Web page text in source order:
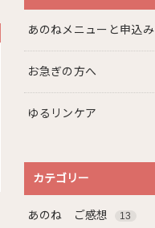
あのねメニューと申込み
お急ぎの方へ
ゆるリンケア
カテゴリー
あのね ご感想 13